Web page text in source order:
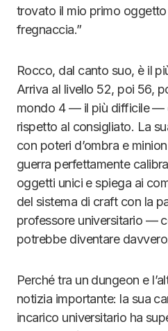
trovato il mio primo oggetto
fregnaccia.”
Rocco, dal canto suo, è il
Arriva al livello 52, poi 56,
mondo 4 — il più difficile —
rispetto al consigliato. La
con poteri d’ombra e
guerra perfettamente
oggetti unici e spiega ai
del sistema di craft con la
professore universitario —
potrebbe diventare
Perché tra un dungeon e
notizia importante: la sua
incarico universitario ha